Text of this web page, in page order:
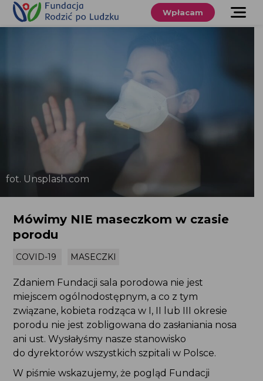
Przewiń
treści
O nas
Co robimy
Wspieraj
Twoje prawa
Niezbędnik
Wpłacam
fot. Unsplash.com
Mówimy NIE maseczkom w czasie
porodu
COVID-19 MASECZKI
Zdaniem Fundacji sala porodowa nie jest
miejscem ogólnodostępnym, a co z tym
związane, kobieta rodząca w I, II lub III okresie
porodu nie jest zobligowana do zasłaniania nosa
ani ust. Wysłałyśmy nasze stanowisko
do dyrektorów wszystkich szpitali w Polsce.
W piśmie wskazujemy, że pogląd Fundacji